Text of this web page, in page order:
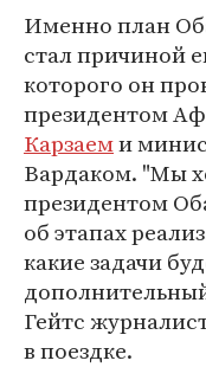
Именно план
стал причиной
которого он
президентом
Карзаеми
Вардаком. "Мы
президентом
об этапах
какие задачи
Гейтс
в поездке.